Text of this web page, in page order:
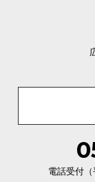
電話受付